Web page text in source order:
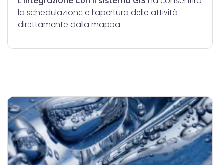
la schedulazione e l’apertura delle attività
direttamente dalla mappa.